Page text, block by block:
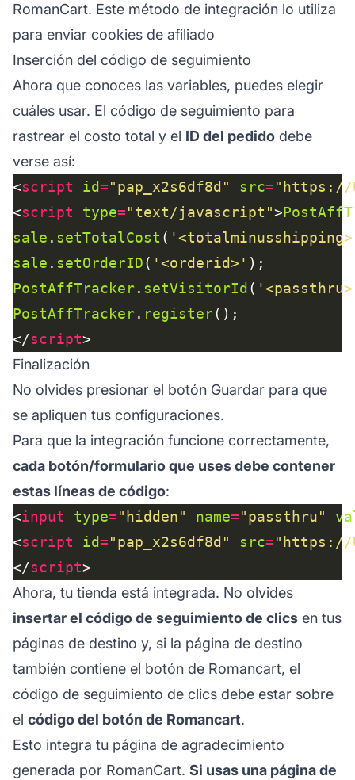
RomanCart. Este método de integración lo utiliza
para enviar cookies de afiliado
Inserción del código de seguimiento
Ahora que conoces las variables, puedes elegir
cuáles usar. El código de seguimiento para
rastrear el costo total y el ID del pedido debe
verse así:
<script id="pap_x2s6df8d" src="https://
<script type="text/javascript">
sale . setTotalCost (
sale . setOrderID( '<orderid>'
PostAffTracker. setVisitorId(
PostAffTracker. register
</script
Finalización
No olvides presionar el botón Guardar para que
se apliquen tus configuraciones.
Para que la integración funcione correctamente,
cada botón/formulario que uses debe contener
estas líneas de código:
<input type="hidden" name="passthru"
<script id="pap_x2s6df8d" src="https://
</script
Ahora, tu tienda está integrada. No olvides
insertar el código de seguimiento de clics en tus
páginas de destino y, si la página de destino
también contiene el botón de Romancart, el
código de seguimiento de clics debe estar sobre
el código del botón de Romancart.
Esto integra tu página de agradecimiento
generada por RomanCart. Si usas una página de